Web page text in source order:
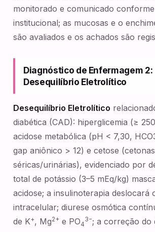
monitorado e comunicado
institucional; as mucosas e o
são avaliados e os achados são
Diagnóstico de Enfermagem 2:
Desequilíbrio Eletrolítico
Desequilíbrio Eletrolítico
diabética (CAD): hiperglicemia (≥
acidose metabólica (pH < 7,30,
gap aniônico > 12) e cetose (cetonas
séricas/urinárias), evidenciado por
total de potássio (3–5 mEq/kg)
acidose; a insulinoterapia deslocará
intracelular; diurese osmótica
de K+, Mg2+ e PO4
3−; a correção do